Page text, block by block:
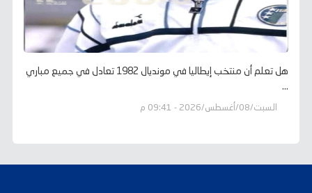
هل تعلم أن منتخب إيطاليا في مونديال 1982 تعادل في جميع مباري
...
السبت/08/أغسطس/2026 - 09:41 م